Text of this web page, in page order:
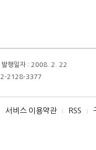
발행일자 : 2008. 2. 22
2128-3377
서비스 이용약관 I RSS I